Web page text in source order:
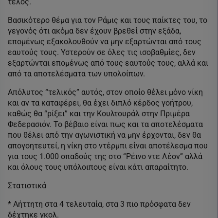
Βασικότερο θέμα για τον Ράμις και τους παίκτες του, το
γεγονός ότι ακόμα δεν έχουν βρεθεί στην εξάδα,
επομένως εξακολουθούν να μην εξαρτώνται από τους
εαυτούς τους. Υστερούν σε όλες τις ισοβαθμίες, δεν
εξαρτώνται επομένως από τους εαυτούς τους, αλλά και
από τα αποτελέσματα των υπολοίπων.
Απόλυτος “τελικός” αυτός, στον οποίο θέλει μόνο νίκη
και αν τα καταφέρει, θα έχει διπλό κέρδος γοήτρου,
καθώς θα “ρίξει” και την Κουλτουράλ στην Πριμέρα
Φεδερασιόν. Το βέβαιο είναι πως και τα αποτελέσματα
που θέλει από την αγωνιστική να μην έρχονται, δεν θα
απογοητευτεί, η νίκη στο ντέρμπι είναι αποτέλεσμα που
για τους 1.000 οπαδούς της στο “Ρέινο ντε Λέον” αλλά
και όλους τους υπόλοιπους είναι κάτι απαραίτητο.
Στατιστικά
* Αήττητη στα 4 τελευταία, στα 3 πιο πρόσφατα δεν
δέχτηκε γκολ.